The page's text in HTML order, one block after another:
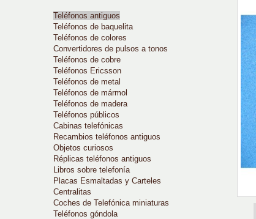
Teléfonos antiguos
Teléfonos de baquelita
Teléfonos de colores
Convertidores de pulsos a tonos
Teléfonos de cobre
Teléfonos Ericsson
Teléfonos de metal
Teléfonos de mármol
Teléfonos de madera
Teléfonos públicos
Cabinas telefónicas
Recambios teléfonos antiguos
Objetos curiosos
Réplicas teléfonos antiguos
Libros sobre telefonía
Placas Esmaltadas y Carteles
Centralitas
Coches de Telefónica miniaturas
Teléfonos góndola